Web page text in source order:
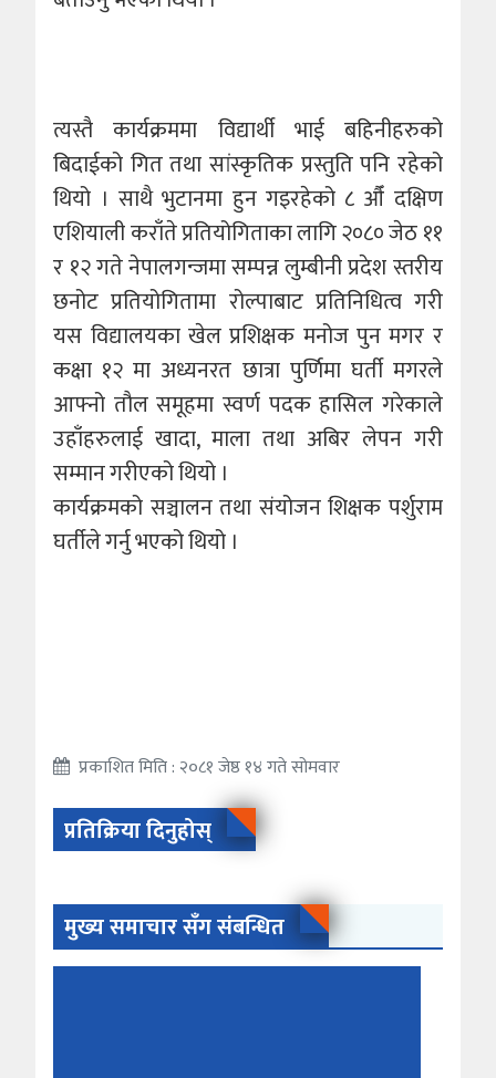
त्यस्तै कार्यक्रममा विद्यार्थी भाई बहिनीहरुको
बिदाईको गित तथा सांस्कृतिक प्रस्तुति पनि रहेको
थियो । साथै भुटानमा हुन गइरहेको ८ ‌औँ दक्षिण
एशियाली कराँते प्रतियोगिताका लागि २०८० जेठ ११
र १२ गते नेपालगन्जमा सम्पन्न लुम्बीनी प्रदेश स्तरीय
छनोट प्रतियोगितामा रोल्पाबाट प्रतिनिधित्व गरी
यस विद्यालयका खेल प्रशिक्षक मनोज पुन मगर र
कक्षा १२ मा अध्यनरत छात्रा पुर्णिमा घर्ती मगरले
आफ्नो तौल समूहमा स्वर्ण पदक हासिल गरेकाले
उहाँहरुलाई खादा, माला तथा अबिर लेपन गरी
सम्मान गरीएको थियो ।
कार्यक्रमको सञ्चालन तथा संयोजन शिक्षक पर्शुराम
घर्तीले गर्नु भएको थियो ।
प्रकाशित मिति : २०८१ जेष्ठ १४ गते सोमवार
प्रतिक्रिया दिनुहोस्
मुख्य समाचार सँग संबन्धित